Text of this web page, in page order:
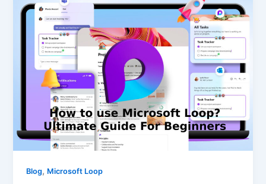
Blog, Microsoft Loop